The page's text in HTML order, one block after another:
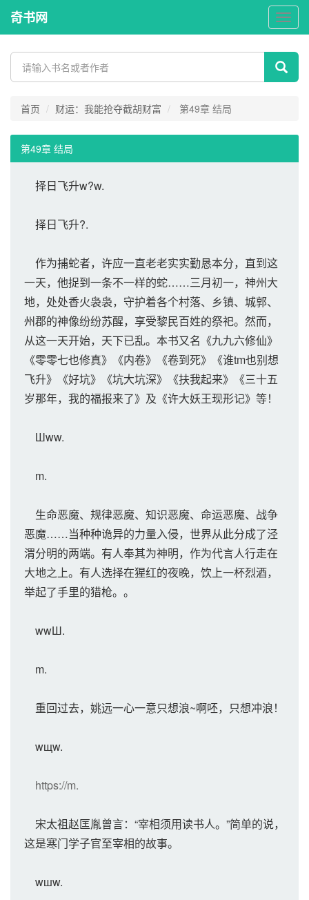
奇
书
奇书网
首页 财运：我能抢夺截胡财富 第49章 结局
第49章 结局
择日飞升w?w.
择日飞升?.
作为捕蛇者，许应一直老老实实勤恳本分，直到这
一天，他捉到一条不一样的蛇……三月初一，神州大
地，处处香火袅袅，守护着各个村落、乡镇、城郭、
州郡的神像纷纷苏醒，享受黎民百姓的祭祀。然而，
从这一天开始，天下已乱。本书又名《九九六修仙》
《零零七也修真》《内卷》《卷到死》《谁tm也别想
飞升》《好坑》《坑大坑深》《扶我起来》《三十五
岁那年，我的福报来了》及《许大妖王现形记》等！
Шww.
m.
生命恶魔、规律恶魔、知识恶魔、命运恶魔、战争
恶魔……当种种诡异的力量入侵，世界从此分成了泾
渭分明的两端。有人奉其为神明，作为代言人行走在
大地之上。有人选择在猩红的夜晚，饮上一杯烈酒，
举起了手里的猎枪。。
wwШ.
m.
重回过去，姚远一心一意只想浪~啊呸，只想冲浪！
wщw.
https://m.
宋太祖赵匡胤曾言：“宰相须用读书人。”简单的说，
这是寒门学子官至宰相的故事。
wшw.